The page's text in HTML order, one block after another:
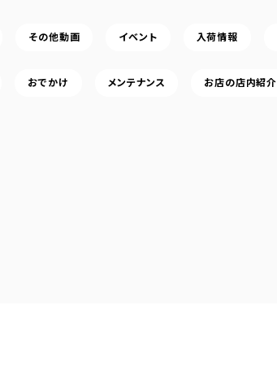
その他動画 イベント 入荷情報
おでかけ メンテナンス お店の店内紹介